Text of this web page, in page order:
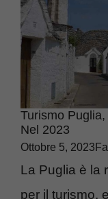
Turismo
Nel 2023
Ottobre 5, 2023
La Puglia è la
per il turismo,